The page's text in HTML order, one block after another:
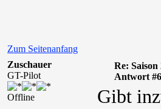
Zum Seitenanfang
Zuschauer
GT-Pilot
Offline
Re: Saison
Antwort
Gibt